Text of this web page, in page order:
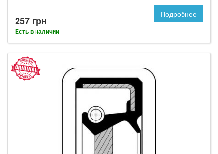
257 грн
Есть в наличии
Подробнее